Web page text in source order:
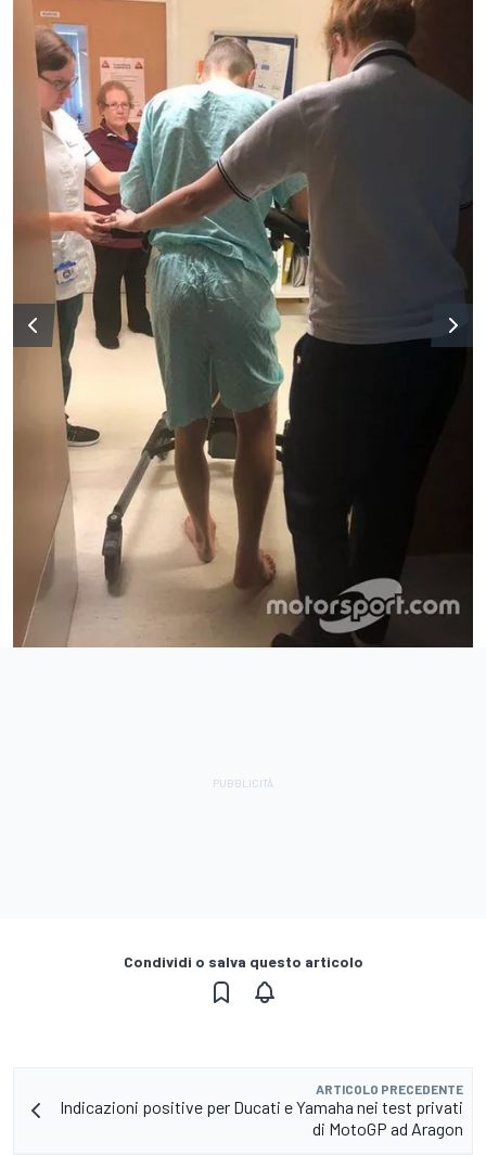
Condividi o salva questo articolo
ARTICOLO PRECEDENTE
Indicazioni positive per Ducati e Yamaha nei test privati
di MotoGP ad Aragon